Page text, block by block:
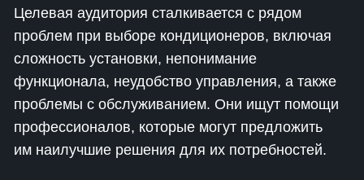
Целевая аудитория сталкивается с рядом
проблем при выборе кондиционеров, включая
сложность установки, непонимание
функционала, неудобство управления, а также
проблемы с обслуживанием. Они ищут помощи
профессионалов, которые могут предложить
им наилучшие решения для их потребностей.